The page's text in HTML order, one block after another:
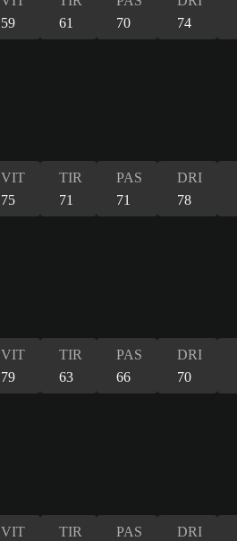
59
61
70
74
VIT
75
TIR
71
PAS
71
DRI
78
VIT
79
TIR
63
PAS
66
DRI
70
VIT
TIR
PAS
DRI